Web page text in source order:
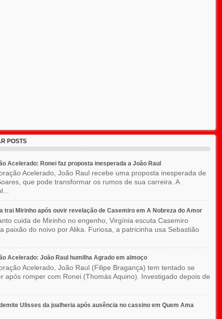
POSTS
Acelerado: Ronei faz proposta inesperada a João Raul
Acelerado, João Raul recebe uma proposta inesperada de
que pode transformar os rumos de sua carreira. A
trai Mirinho após ouvir revelação de Casemiro em A Nobreza do Amor
cuida de Mirinho no engenho, Virgínia escuta Casemiro
paixão do noivo por Alika. Furiosa, a patricinha usa Sebastião
Acelerado: João Raul humilha Agrado em almoço
Acelerado, João Raul (Filipe Bragança) tem tentado se
após romper com Ronei (Thomás Aquino). Investigado depois de
Ulisses da joalheria após ausência no cassino em Quem Ama